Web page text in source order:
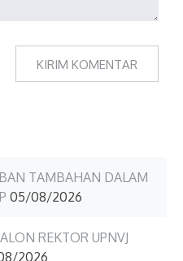
TAMBAHAN DALAM
05/08/2026
REKTOR UPNVJ
2026